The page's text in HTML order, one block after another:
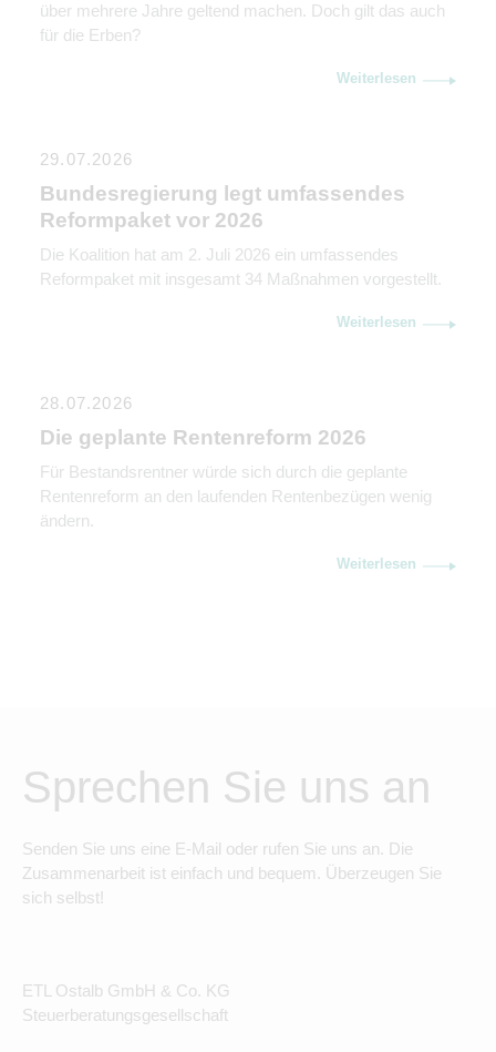
über mehrere Jahre geltend machen. Doch gilt das auch
für die Erben?
Weiterlesen
29.07.2026
Bundesregierung legt umfassendes
Reformpaket vor 2026
Die Koalition hat am 2. Juli 2026 ein umfassendes
Reformpaket mit insgesamt 34 Maßnahmen vorgestellt.
Weiterlesen
28.07.2026
Die geplante Rentenreform 2026
Für Bestandsrentner würde sich durch die geplante
Rentenreform an den laufenden Rentenbezügen wenig
ändern.
Weiterlesen
Sprechen Sie uns an
Senden Sie uns eine E-Mail oder rufen Sie uns an. Die
Zusammenarbeit ist einfach und bequem. Überzeugen Sie
sich selbst!
ETL Ostalb GmbH & Co. KG
Steuerberatungsgesellschaft